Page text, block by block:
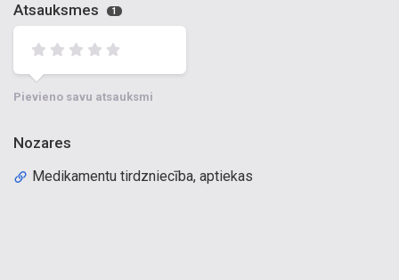
Atsauksmes 1
Pievieno savu atsauksmi
Nozares
Medikamentu tirdzniecība, aptiekas